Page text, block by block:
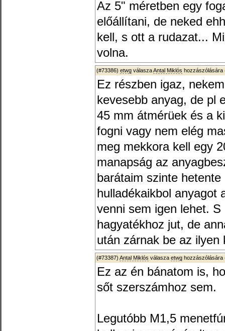
Az 5" méretben egy
előállítani, de neked
kell, s ott a rudazat...
volna.
(#73386) etwg válaszaAntal Miklós hozzászólására
Ez részben igaz,
kevesebb anyag, de pl
45 mm átmérüek és a
fogni vagy nem elég
meg mekkora kell egy
manapság az
barátaim szinte
hulladékaikbol anyagot
venni sem igen lehet.
hagyatékhoz jut, de
után zárnak be az ilyen
(#73387) Antal Miklós válasza etwg hozzászólására
Ez az én bánatom is,
sőt szerszámhoz sem.
Legutóbb M1,5